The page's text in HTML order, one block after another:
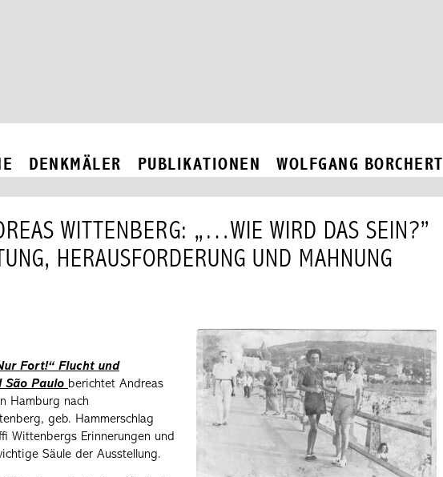
DENKMÄLER PUBLIKATIONEN WOLFGANG BORCHERT
WITTENBERG: „…WIE WIRD DAS SEIN?”
HERAUSFORDERUNG UND MAHNUNG
Fort!“ Flucht und
São Paulo berichtet Andreas
Hamburg nach
geb. Hammerschlag
Erinnerungen und
Säule der Ausstellung.